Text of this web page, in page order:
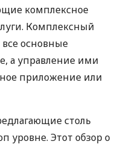
комплексное
Комплексный
основные
а управление ими
приложение или
столь
уровне. Этот обзор о